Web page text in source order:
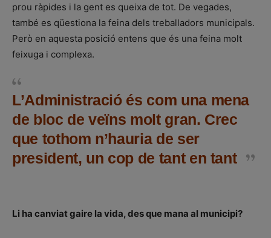
prou ràpides i la gent es queixa de tot. De vegades,
també es qüestiona la feina dels treballadors municipals.
Però en aquesta posició entens que és una feina molt
feixuga i complexa.
L’Administració és com una mena
de bloc de veïns molt gran. Crec
que tothom n’hauria de ser
president, un cop de tant en tant
Li ha canviat gaire la vida, des que mana al municipi?